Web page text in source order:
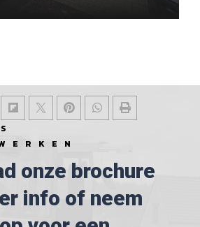
onze brochure
info of neem